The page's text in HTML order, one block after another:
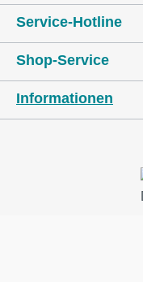
Service-Hotline
Shop-Service
Informationen